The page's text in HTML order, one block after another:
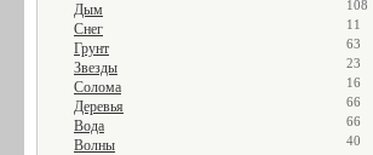
Дым 108
Снег 11
Грунт 63
Звезды 23
Солома 16
Деревья 66
Вода 66
Волны 40